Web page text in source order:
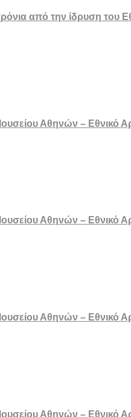
από την ίδρυση του
Αθηνών – Εθνικό
Αθηνών – Εθνικό
Αθηνών – Εθνικό
Αθηνών – Εθνικό